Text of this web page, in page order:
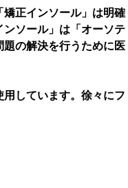
正インソール」は明確
ソール」は「オーソテ
の解決を行うために医
しています。徐々にフ